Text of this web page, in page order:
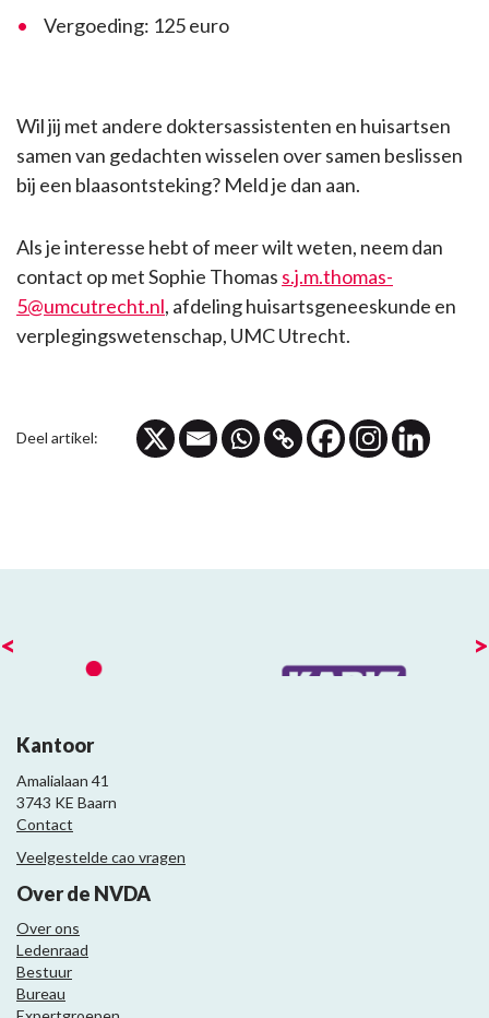
Vergoeding: 125 euro
Wil jij met andere doktersassistenten en huisartsen
samen van gedachten wisselen over samen beslissen
bij een blaasontsteking? Meld je dan aan.
Als je interesse hebt of meer wilt weten, neem dan
contact op met Sophie Thomas s.j.m.thomas-
5@umcutrecht.nl, afdeling huisartsgeneeskunde en
verplegingswetenschap, UMC Utrecht.
Deel artikel:
< >
Kantoor
Amalialaan 41
3743 KE Baarn
Contact
Veelgestelde cao vragen
Over de NVDA
Over ons
Ledenraad
Bestuur
Bureau